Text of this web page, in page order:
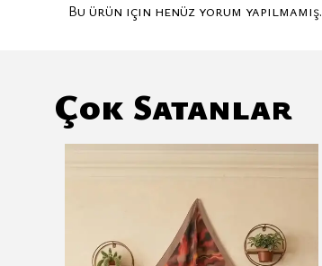
Bu ürün için henüz yorum yapılmamış.
Çok Satanlar